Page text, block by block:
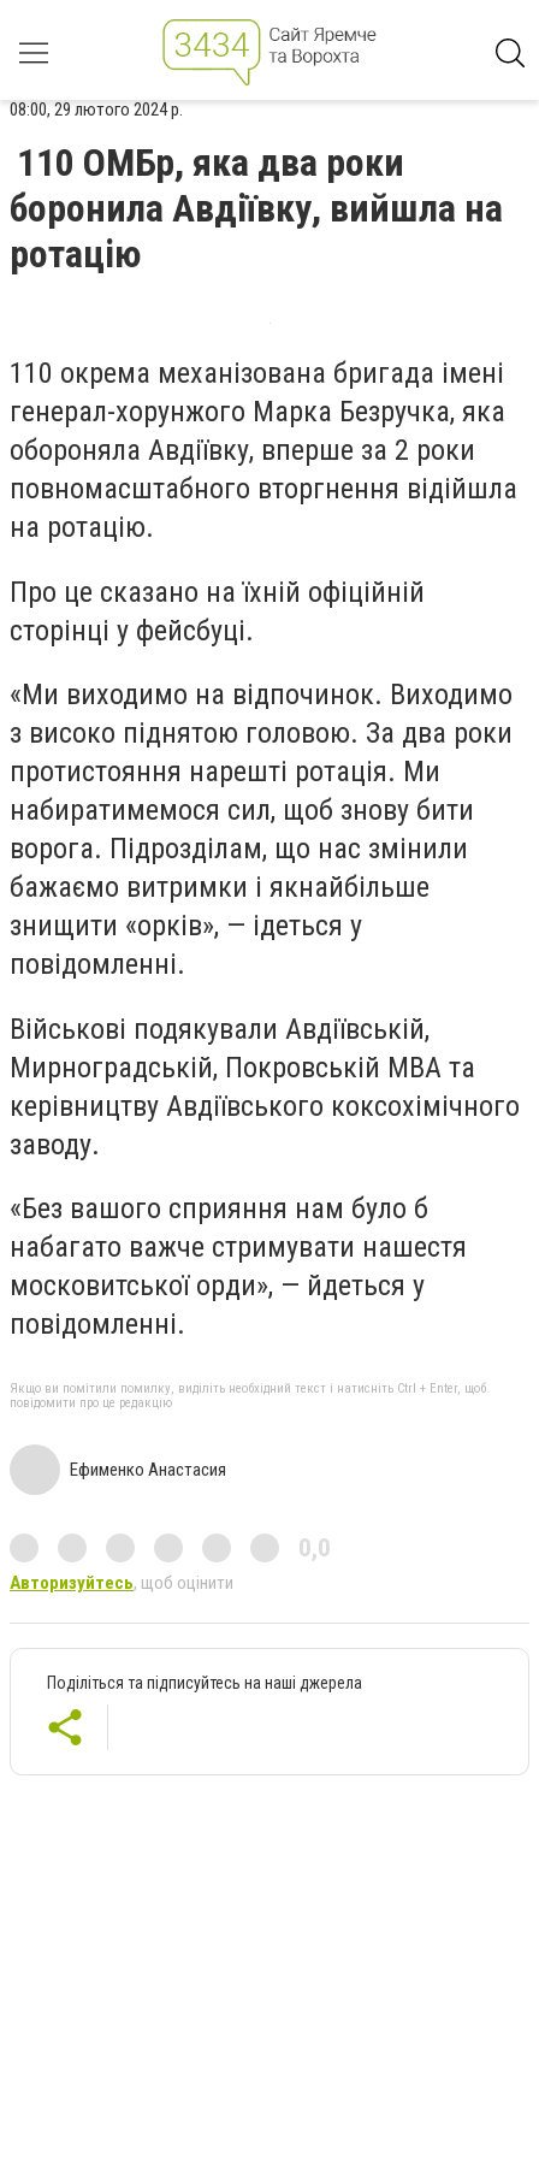
08:00, 29 лютого 2024 р.
110 ОМБр, яка два роки
боронила Авдіївку, вийшла на
ротацію
110 окрема механізована бригада імені
генерал-хорунжого Марка Безручка, яка
обороняла Авдіївку, вперше за 2 роки
повномасштабного вторгнення відійшла
на ротацію.
Про це сказано на їхній офіційній
сторінці у фейсбуці.
«Ми виходимо на відпочинок. Виходимо
з високо піднятою головою. За два роки
протистояння нарешті ротація. Ми
набиратимемося сил, щоб знову бити
ворога. Підрозділам, що нас змінили
бажаємо витримки і якнайбільше
знищити «орків», — ідеться у
повідомленні.
Військові подякували Авдіївській,
Мирноградській, Покровській МВА та
керівництву Авдіївського коксохімічного
заводу.
«Без вашого сприяння нам було б
набагато важче стримувати нашестя
московитської орди», — йдеться у
повідомленні.
Якщо ви помітили помилку, виділіть необхідний текст і натисніть Ctrl + Enter, щоб
повідомити про це редакцію
Ефименко Анастасия
0,0
Авторизуйтесь, щоб оцінити
Поділіться та підписуйтесь на наші джерела